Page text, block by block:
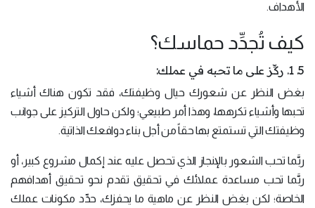
الأهداف.
كيف تُجدِّد حماسك؟
5. 1. ركِّز على ما تحبه في عملك:
بغض النظر عن شعورك حيال وظيفتك، فقد تكون هناك أشياء
تحبها وأشياء تكرهها، وهذا أمر طبيعي؛ ولكن حاول التركيز على جوانب
وظيفتك التي تستمتع بها حقاً من أجل بناء دوافعك الذاتية.
ربَّما تحب الشعور بالإنجاز الذي تحصل عليه عند إكمال مشروع كبير، أو
ربَّما تحب مساعدة عملائك في تحقيق تقدم نحو تحقيق أهدافهم
الخاصة؛ لكن بغض النظر عن ماهية ما يحفزك، حدِّد مكونات عملك